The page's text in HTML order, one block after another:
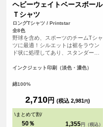
ヘビーウェイトベースボール
Ｔシャツ
ロングTシャツ / Printstar
全8色
野球を含め、スポーツのチームTシャ
ツに最適！シルエットは裾をラウン
ド状に処理してあり、スタンダード
で背番号や名前、ロゴを入れて、お
フォーム）を作りましょう！！
インクジェット印刷（淡色・濃色）
綿100%
2,710円 (税込 2,981円)
\まとめて割/
50％ 1,355 円（税込）